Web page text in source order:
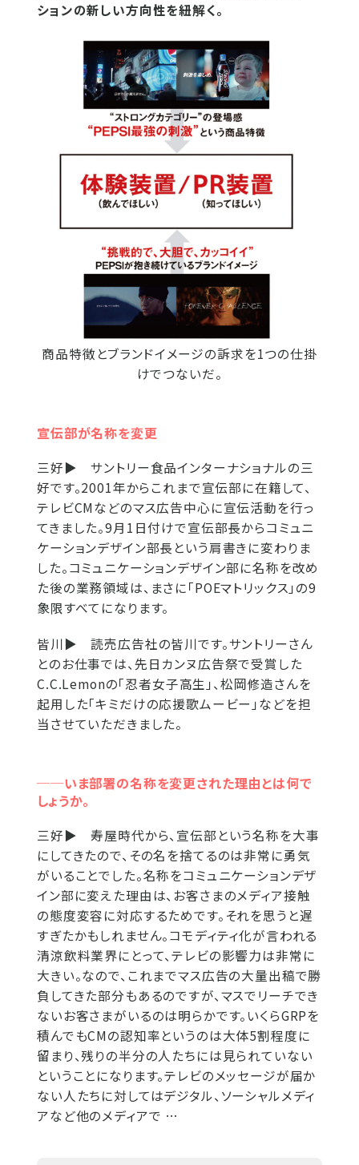
ションの新しい方向性を紐解く。
商品特徴とブランドイメージの訴求を1つの仕掛
けでつないだ。
宣伝部が名称を変更
三好▶ サントリー食品インターナショナルの三
好です。2001年からこれまで宣伝部に在籍して、
テレビCMなどのマス広告中心に宣伝活動を行っ
てきました。9月1日付けで宣伝部長からコミュニ
ケーションデザイン部長という肩書きに変わりま
した。コミュニケーションデザイン部に名称を改め
た後の業務領域は、まさに「POEマトリックス」の9
象限すべてになります。
皆川▶ 読売広告社の皆川です。サントリーさん
とのお仕事では、先日カンヌ広告祭で受賞した
C.C.Lemonの「忍者女子高生」、松岡修造さんを
起用した「キミだけの応援歌ムービー」などを担
当させていただきました。
──いま部署の名称を変更された理由とは何で
しょうか。
三好▶ 寿屋時代から、宣伝部という名称を大事
にしてきたので、その名を捨てるのは非常に勇気
がいることでした。名称をコミュニケーションデザ
イン部に変えた理由は、お客さまのメディア接触
の態度変容に対応するためです。それを思うと遅
すぎたかもしれません。コモディティ化が言われる
清涼飲料業界にとって、テレビの影響力は非常に
大きい。なので、これまでマス広告の大量出稿で勝
負してきた部分もあるのですが、マスでリーチでき
ないお客さまがいるのは明らかです。いくらGRPを
積んでもCMの認知率というのは大体5割程度に
留まり、残りの半分の人たちには見られていない
ということになります。テレビのメッセージが届か
ない人たちに対してはデジタル、ソーシャルメディ
アなど他のメディアで …